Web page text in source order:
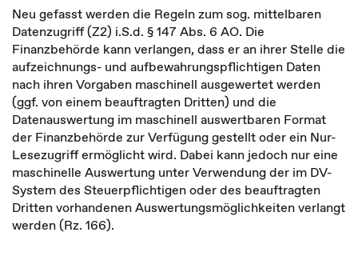
Neu gefasst werden die Regeln zum sog. mittelbaren
Datenzugriff (Z2) i.S.d. § 147 Abs. 6 AO. Die
Finanzbehörde kann verlangen, dass er an ihrer Stelle die
aufzeichnungs- und aufbewahrungspflichtigen Daten
nach ihren Vorgaben maschinell ausgewertet werden
(ggf. von einem beauftragten Dritten) und die
Datenauswertung im maschinell auswertbaren Format
der Finanzbehörde zur Verfügung gestellt oder ein Nur-
Lesezugriff ermöglicht wird. Dabei kann jedoch nur eine
maschinelle Auswertung unter Verwendung der im DV-
System des Steuerpflichtigen oder des beauftragten
Dritten vorhandenen Auswertungsmöglichkeiten verlangt
werden (Rz. 166).